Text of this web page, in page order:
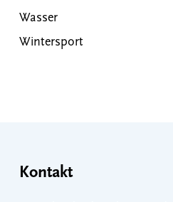
Wasser
Wintersport
Kontakt